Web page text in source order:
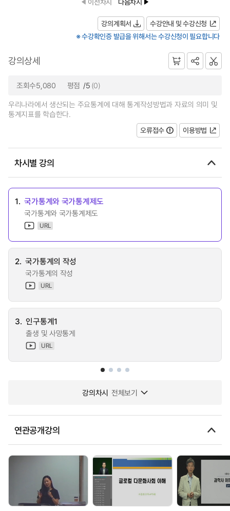
강의계획서
수강안내 및 수강신청
※ 수강확인증 발급을 위해서는 수강신청이 필요합니다
강의상세
조회수5,080 평점 /5 (0)
우리나라에서 생산되는 주요통계에 대해 통계작성방법과 자료의 의미 및
통계지표를 학습한다.
오류접수
이용방법
차시별 강의
1. 국가통계와 국가통계제도
국가통계와 국가통계제도
URL
2. 국가통계의 작성
국가통계의 작성
URL
3. 인구통계1
출생 및 사망통게
URL
강의차시 전체보기
연관공개강의